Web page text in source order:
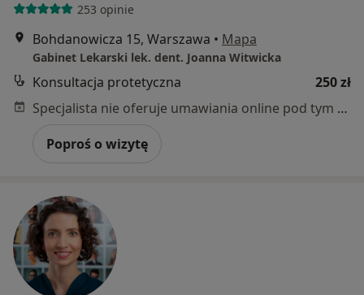
253 opinie
Bohdanowicza 15, Warszawa • Mapa
Gabinet Lekarski lek. dent. Joanna Witwicka
Konsultacja protetyczna
250 zł
Specjalista nie oferuje umawiania online pod tym adresem.
Poproś o wizytę